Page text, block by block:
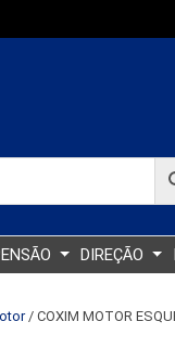
DIREÇÃO
/ COXIM MOTOR